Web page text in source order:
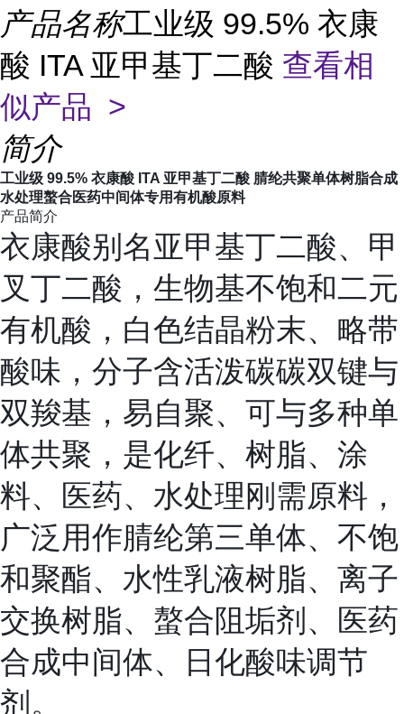
产品名称工业级 99.5% 衣康
酸 ITA 亚甲基丁二酸 查看相
似产品 >
简介
工业级 99.5% 衣康酸 ITA 亚甲基丁二酸 腈纶共聚单体树脂合成
水处理螯合医药中间体专用有机酸原料
产品简介
衣康酸别名亚甲基丁二酸、甲
叉丁二酸 ，生物基不饱和二元
有机酸，白色结晶粉末、略带
酸味，分子含活泼碳碳双键与
双羧基，易自聚、可与多种单
体共聚，是化纤、树脂、涂
料、医药、水处理刚需原料，
广泛用作腈纶第三单体、不饱
和聚酯、水性乳液树脂、离子
交换树脂、螯合阻垢剂、医药
合成中间体、日化酸味调节
剂。